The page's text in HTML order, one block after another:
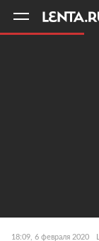
18:09, 6 февраля 2020